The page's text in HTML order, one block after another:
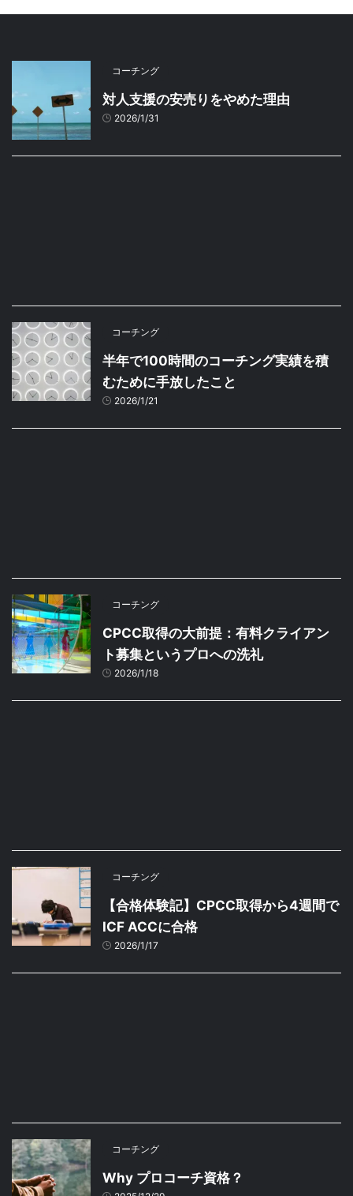
コーチング
対人支援の安売りをやめた理由
2026/1/31
コーチング
半年で100時間のコーチング実績を積
むために手放したこと
2026/1/21
コーチング
CPCC取得の大前提：有料クライアン
ト募集というプロへの洗礼
2026/1/18
コーチング
【合格体験記】CPCC取得から4週間で
ICF ACCに合格
2026/1/17
コーチング
Why プロコーチ資格？